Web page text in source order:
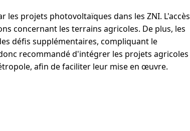
les projets photovoltaïques dans les ZNI. L'accès
concernant les terrains agricoles. De plus, les
défis supplémentaires, compliquant le
recommandé d'intégrer les projets agricoles
afin de faciliter leur mise en œuvre.